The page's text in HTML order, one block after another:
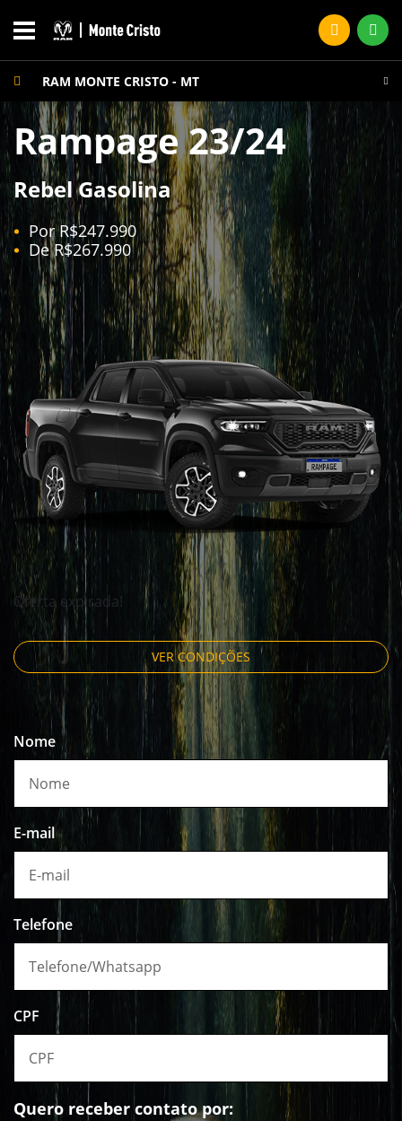
RAM MONTE CRISTO - MT
Rampage 23/24
Rebel Gasolina
Oferta expirada!
Por R$247.990
De R$267.990
VER CONDIÇÕES
Nome
E-mail
Telefone
CPF
Quero receber contato por: